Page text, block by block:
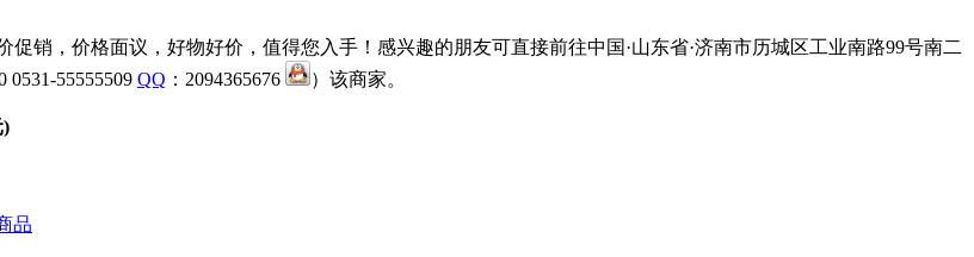
促销，价格面议，好物好价，值得您入手！感兴趣的朋友可直接前往中国·山东省·济南市历城区工业南路99号南二
55555509 QQ ：2094365676 ）该商家。
)
品